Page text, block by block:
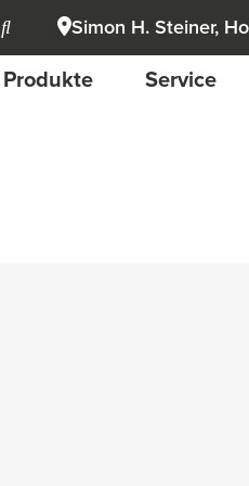
Simon H. Steiner,
Produkte Service